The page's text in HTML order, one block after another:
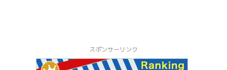
スポンサーリンク